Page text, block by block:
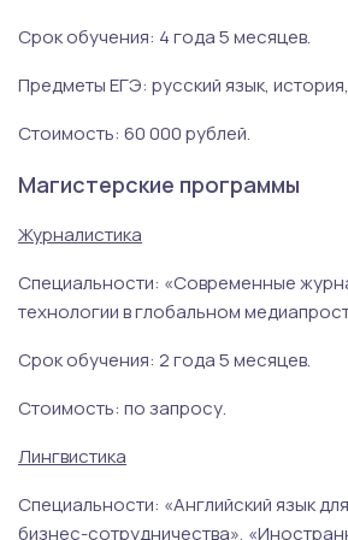
Срок обучения: 4 года 5 месяцев.
Предметы ЕГЭ: русский язык,
Стоимость: 60 000 рублей.
Магистерские программы
Журналистика
Специальности: «Современные
технологии в глобальном
Срок обучения: 2 года 5 месяцев.
Стоимость: по запросу.
Лингвистика
Специальности: «Английский язык
бизнес-сотрудничества»,